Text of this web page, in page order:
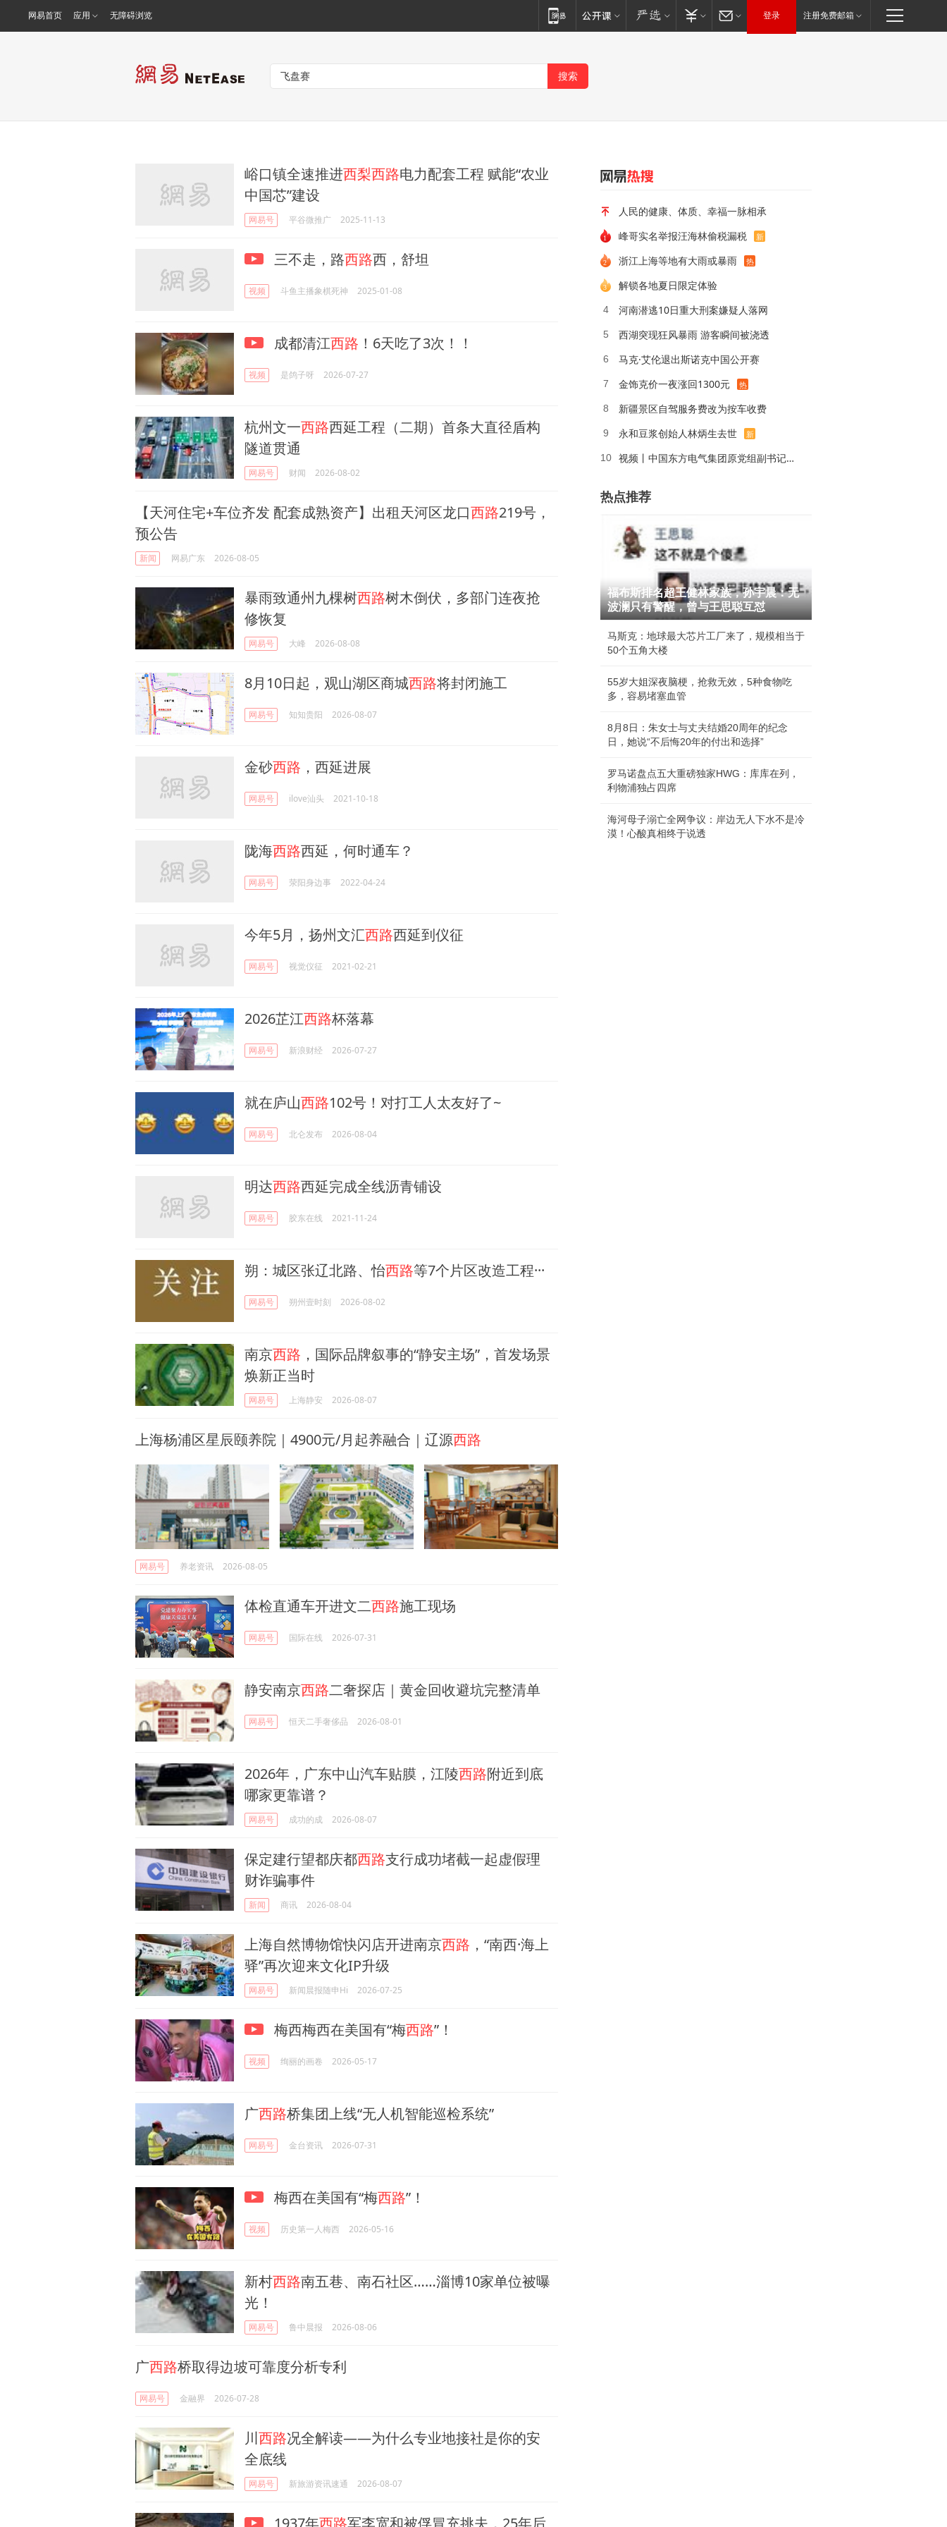
网易首页 应用 无障碍浏览 登录 注册免费邮箱
峪口镇全速推进西梨西路电力配套工程 赋能“农业
中国芯”建设
网易号 平谷微推广 2025-11-13
三不走，路西路西，舒坦
视频 斗鱼主播象棋死神 2025-01-08
成都清江西路 ！6天吃了3次！！
视频 是鸽子呀 2026-07-27
杭州文一西路西延工程（二期）首条大直径盾构
隧道贯通
网易号 财闻 2026-08-02
【天河住宅+车位齐发 配套成熟资产】出租天河区龙口西路219号，
预公告
新闻 网易广东 2026-08-05
暴雨致通州九棵树西路树木倒伏，多部门连夜抢
修恢复
网易号 大峰 2026-08-08
8月10日起，观山湖区商城西路将封闭施工
网易号 知知贵阳 2026-08-07
金砂西路 ，西延进展
网易号 ilove汕头 2021-10-18
陇海西路西延，何时通车？
网易号 荥阳身边事 2022-04-24
今年5月，扬州文汇西路西延到仪征
网易号 视觉仪征 2021-02-21
2026芷江西路杯落幕
网易号 新浪财经 2026-07-27
就在庐山西路102号！对打工人太友好了~
网易号 北仑发布 2026-08-04
明达西路西延完成全线沥青铺设
网易号 胶东在线 2021-11-24
朔：城区张辽北路、怡西路等7个片区改造工程···
网易号 朔州壹时刻 2026-08-02
南京西路 ，国际品牌叙事的“静安主场”，首发场景
焕新正当时
网易号 上海静安 2026-08-07
上海杨浦区星辰颐养院｜4900元/月起养融合｜辽源西路
网易号 养老资讯 2026-08-05
体检直通车开进文二西路施工现场
网易号 国际在线 2026-07-31
静安南京西路二奢探店｜黄金回收避坑完整清单
网易号 恒天二手奢侈品 2026-08-01
2026年，广东中山汽车贴膜，江陵西路附近到底
哪家更靠谱？
网易号 成功的成 2026-08-07
保定建行望都庆都西路支行成功堵截一起虚假理
财诈骗事件
新闻 商讯 2026-08-04
上海自然博物馆快闪店开进南京西路 ，“南西·海上
驿”再次迎来文化IP升级
网易号 新闻晨报随申Hi 2026-07-25
梅西梅西在美国有“梅西路”！
视频 绚丽的画卷 2026-05-17
广西路桥集团上线“无人机智能巡检系统”
网易号 金台资讯 2026-07-31
梅西在美国有“梅西路”！
视频 历史第一人梅西 2026-05-16
新村西路南五巷、南石社区……淄博10家单位被曝
光！
网易号 鲁中晨报 2026-08-06
广西路桥取得边坡可靠度分析专利
网易号 金融界 2026-07-28
川西路况全解读——为什么专业地接社是你的安
全底线
网易号 新旅游资讯速通 2026-08-07
1937年西路军李宽和被俘冒充挑夫，25年后
人民的健康、体质、幸福一脉相承
峰哥实名举报汪海林偷税漏税 新
2
浙江上海等地有大雨或暴雨 热
3
解锁各地夏日限定体验
4 河南潜逃10日重大刑案嫌疑人落网
5 西湖突现狂风暴雨 游客瞬间被浇透
6 马克·艾伦退出斯诺克中国公开赛
7 金饰克价一夜涨回1300元 热
8 新疆景区自驾服务费改为按车收费
9 永和豆浆创始人林炳生去世 新
10 视频丨中国东方电气集团原党组副书记、董事宋致远被查
热点推荐
福布斯排名超王健林家族，孙宇晨：无
波澜只有警醒，曾与王思聪互怼
马斯克：地球最大芯片工厂来了，规模相当于
50个五角大楼
55岁大姐深夜脑梗，抢救无效，5种食物吃
多，容易堵塞血管
8月8日：朱女士与丈夫结婚20周年的纪念
日，她说“不后悔20年的付出和选择”
罗马诺盘点五大重磅独家HWG：库库在列，
利物浦独占四席
海河母子溺亡全网争议：岸边无人下水不是冷
漠！心酸真相终于说透